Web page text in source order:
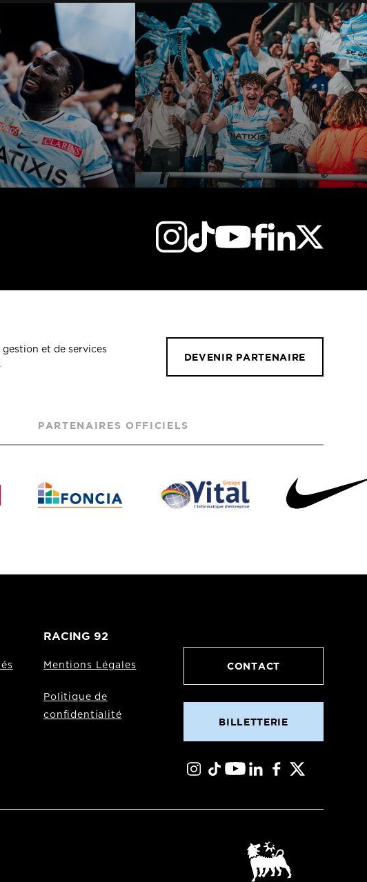
gestion et de services
DEVENIR PARTENAIRE
PARTENAIRES OFFICIELS
RACING 92
Mentions Légales
Politique de
confidentialité
CONTACT
BILLETTERIE